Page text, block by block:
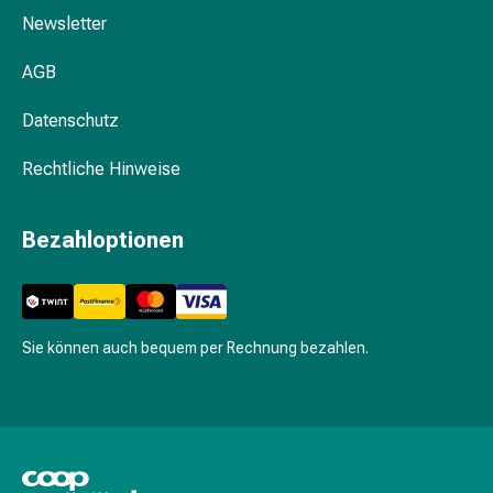
die
Spülungen
Bürsten
Kämme
Tönungen
&
Professionelle Frakturversorgung: Gips-
und Cast-Materialien bei Coop Vitality
Newsletter
AGB
Datenschutz
Rechtliche Hinweise
Bezahloptionen
Sie können auch bequem per Rechnung bezahlen.